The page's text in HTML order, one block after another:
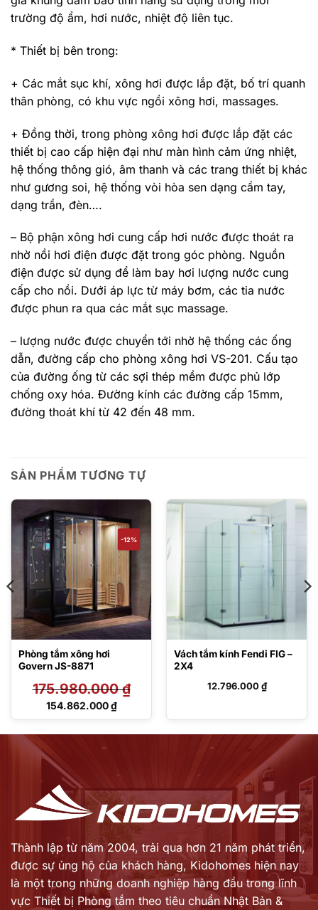
trường độ ẩm, hơi nước, nhiệt độ liên tục.
* Thiết bị bên trong:
+ Các mắt sục khí, xông hơi được lắp đặt, bố trí quanh
thân phòng, có khu vực ngồi xông hơi, massages.
+ Đồng thời, trong phòng xông hơi được lắp đặt các
thiết bị cao cấp hiện đại như màn hình cảm ứng nhiệt,
hệ thống thông gió, âm thanh và các trang thiết bị khác
như gương soi, hệ thống vòi hòa sen dạng cầm tay,
dạng trần, đèn….
– Bộ phận xông hơi cung cấp hơi nước được thoát ra
nhờ nồi hơi điện được đặt trong góc phòng. Nguồn
điện được sử dụng để làm bay hơi lượng nước cung
cấp cho nồi. Dưới áp lực từ máy bơm, các tia nước
được phun ra qua các mắt sục massage.
– lượng nước được chuyển tới nhờ hệ thống các ống
dẫn, đường cấp cho phòng xông hơi VS-201. Cấu tạo
của đường ống từ các sợi thép mềm được phủ lớp
chống oxy hóa. Đường kính các đường cấp 15mm,
đường thoát khí từ 42 đến 48 mm.
SẢN PHẨM TƯƠNG TỰ
-12%
Phòng tắm xông hơi
Govern JS-8871
175.980.000₫
Giá
154.862.000₫
Giá
Vách tắm kính Fendi FIG –
2X4
12.796.000₫
Thành lập từ năm 2004, trải qua hơn 21 năm phát triển,
được sự ủng hộ của khách hàng, Kidohomes hiện nay
là một trong những doanh nghiệp hàng đầu trong lĩnh
vực Thiết bị Phòng tắm theo tiêu chuẩn Nhật Bản &